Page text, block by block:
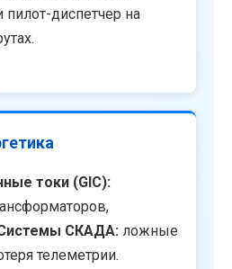
пилот-диспетчер на
токи (GIC):
СКАДА: ложные
телеметрии.